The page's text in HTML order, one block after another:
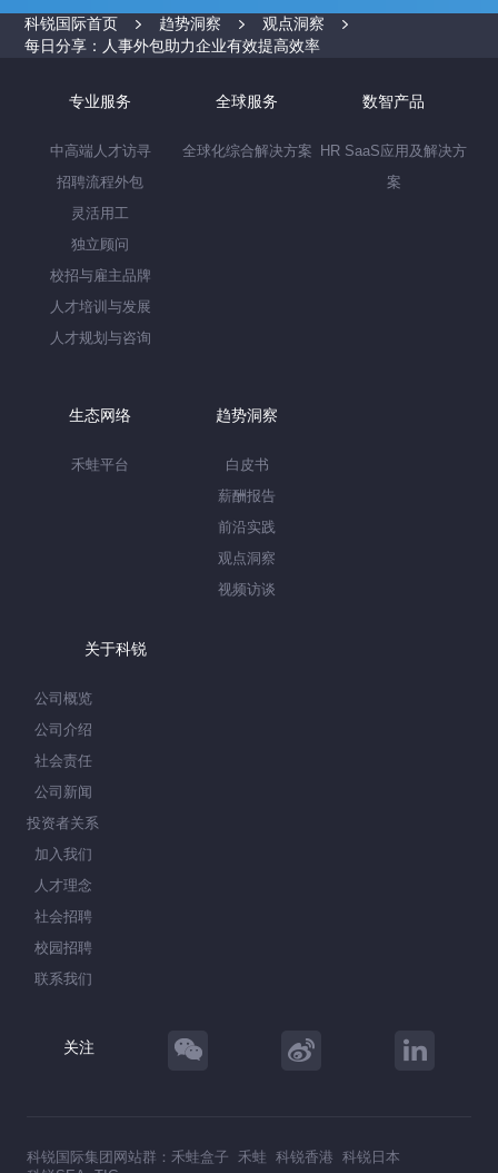
科锐国际首页 趋势洞察
观点洞察
每日分享：人事外包助力企业有效提高效率
专业服务
中高端人才访寻
招聘流程外包
灵活用工
独立顾问
校招与雇主品牌
人才培训与发展
人才规划与咨询
全球服务
全球化综合解决方案
数智产品
HR SaaS应用及解决方
案
生态网络
禾蛙平台
趋势洞察
白皮书
薪酬报告
前沿实践
观点洞察
视频访谈
关于科锐
公司概览
公司介绍
社会责任
公司新闻
投资者关系
加入我们
人才理念
社会招聘
校园招聘
联系我们
关注
科锐国际集团网站群： 禾蛙盒子 禾蛙 科锐香港 科锐日本